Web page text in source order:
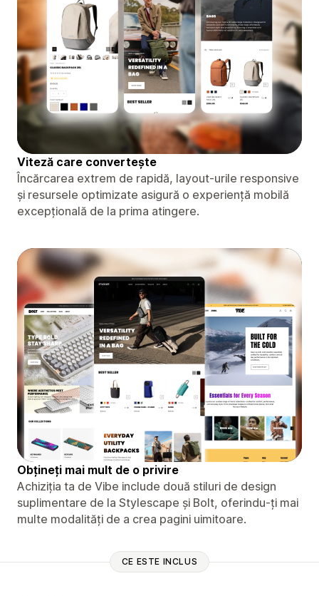
Viteză care convertește
Încărcarea extrem de rapidă, layout-urile responsive
și resursele optimizate asigură o experiență mobilă
excepțională de la prima atingere.
Obțineți mai mult de o privire
Achiziția ta de Vibe include două stiluri de design
suplimentare de la Stylescape și Bolt, oferindu-ți mai
multe modalități de a crea pagini uimitoare.
CE ESTE INCLUS